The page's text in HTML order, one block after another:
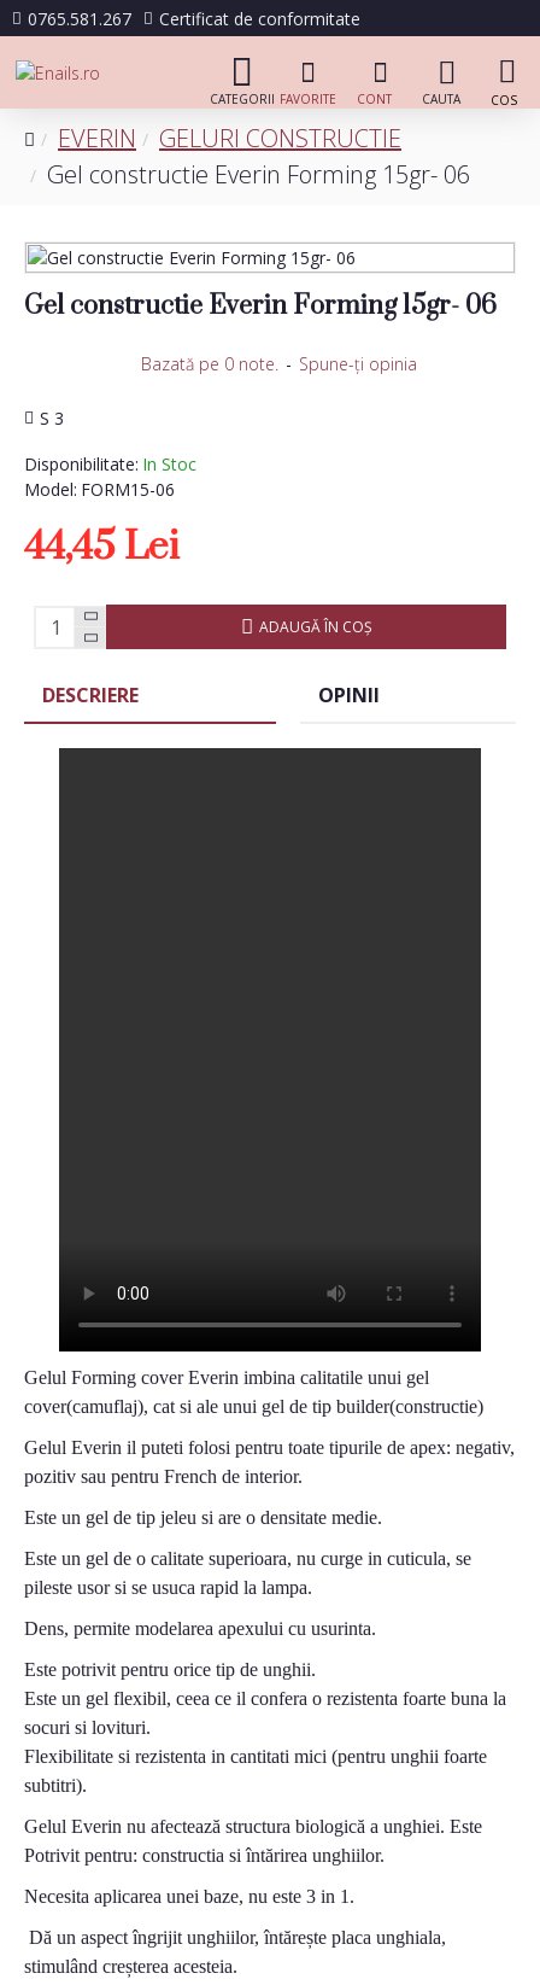
0765.581.267 Certificat de conformitate
EVERIN
GELURI CONSTRUCTIE
Gel constructie Everin Forming 15gr- 06
Gel constructie Everin Forming 15gr- 06
Disponibilitate: In Stoc
Model: FORM15-06
S 3
Bazată pe 0 note. - Spune-ţi opinia
44,45 Lei
ADAUGĂ ÎN COŞ
DESCRIERE OPINII
Gelul Forming cover Everin imbina calitatile unui gel
cover(camuflaj), cat si ale unui gel de tip builder(constructie)
Gelul Everin il puteti folosi pentru toate tipurile de apex: negativ,
pozitiv sau pentru French de interior.
Este un gel de tip jeleu si are o densitate medie.
Este un gel de o calitate superioara, nu curge in cuticula, se
pileste usor si se usuca rapid la lampa.
Dens, permite modelarea apexului cu usurinta.
Este potrivit pentru orice tip de unghii.
Este un gel flexibil, ceea ce il confera o rezistenta foarte buna la
socuri si lovituri.
Flexibilitate si rezistenta in cantitati mici (pentru unghii foarte
subtitri).
Gelul Everin nu afectează structura biologică a unghiei. Este
Potrivit pentru: constructia si întărirea unghiilor.
Necesita aplicarea unei baze, nu este 3 in 1.
Dă un aspect îngrijit unghiilor, întărește placa unghiala,
stimulând creșterea acesteia.